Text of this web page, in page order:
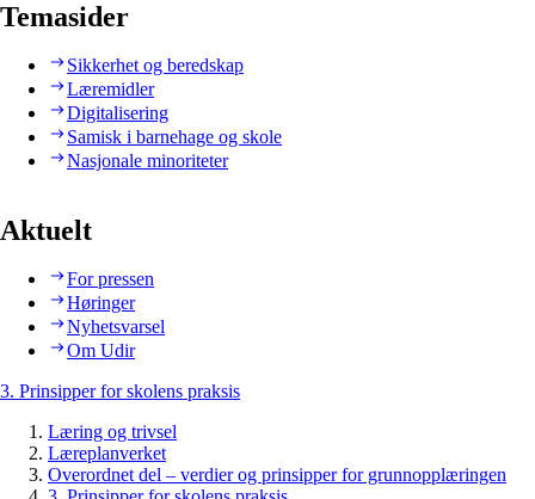
Temasider
Sikkerhet og beredskap
Læremidler
Digitalisering
Samisk i barnehage og skole
Nasjonale minoriteter
Aktuelt
For pressen
Høringer
Nyhetsvarsel
Om Udir
3. Prinsipper for skolens praksis
Læring og trivsel
Læreplanverket
Overordnet del – verdier og prinsipper for grunnopplæringen